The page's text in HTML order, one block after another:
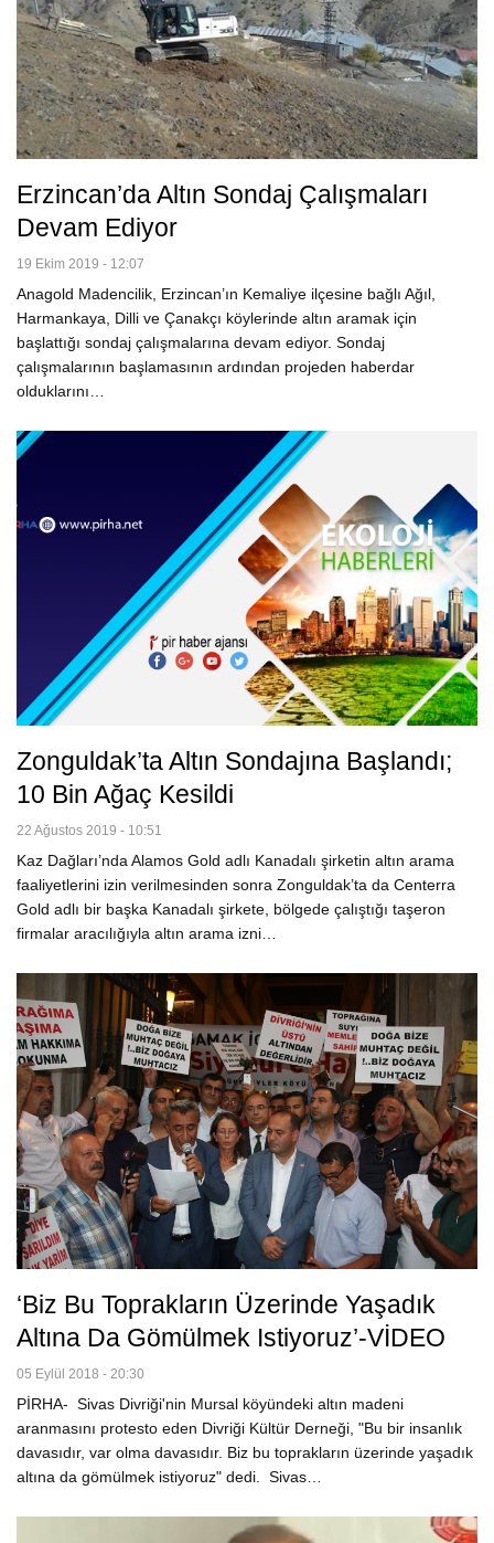
Erzincan’da Altın Sondaj Çalışmaları
Devam Ediyor
19 Ekim 2019 - 12:07
Anagold Madencilik, Erzincan’ın Kemaliye ilçesine bağlı Ağıl,
Harmankaya, Dilli ve Çanakçı köylerinde altın aramak için
başlattığı sondaj çalışmalarına devam ediyor. Sondaj
çalışmalarının başlamasının ardından projeden haberdar
olduklarını…
Zonguldak’ta Altın Sondajına Başlandı;
10 Bin Ağaç Kesildi
22 Ağustos 2019 - 10:51
Kaz Dağları’nda Alamos Gold adlı Kanadalı şirketin altın arama
faaliyetlerini izin verilmesinden sonra Zonguldak’ta da Centerra
Gold adlı bir başka Kanadalı şirkete, bölgede çalıştığı taşeron
firmalar aracılığıyla altın arama izni…
‘Biz Bu Toprakların Üzerinde Yaşadık
Altına Da Gömülmek Istiyoruz’-VİDEO
05 Eylül 2018 - 20:30
PİRHA- Sivas Divriği'nin Mursal köyündeki altın madeni
aranmasını protesto eden Divriği Kültür Derneği, "Bu bir insanlık
davasıdır, var olma davasıdır. Biz bu toprakların üzerinde yaşadık
altına da gömülmek istiyoruz" dedi. Sivas…